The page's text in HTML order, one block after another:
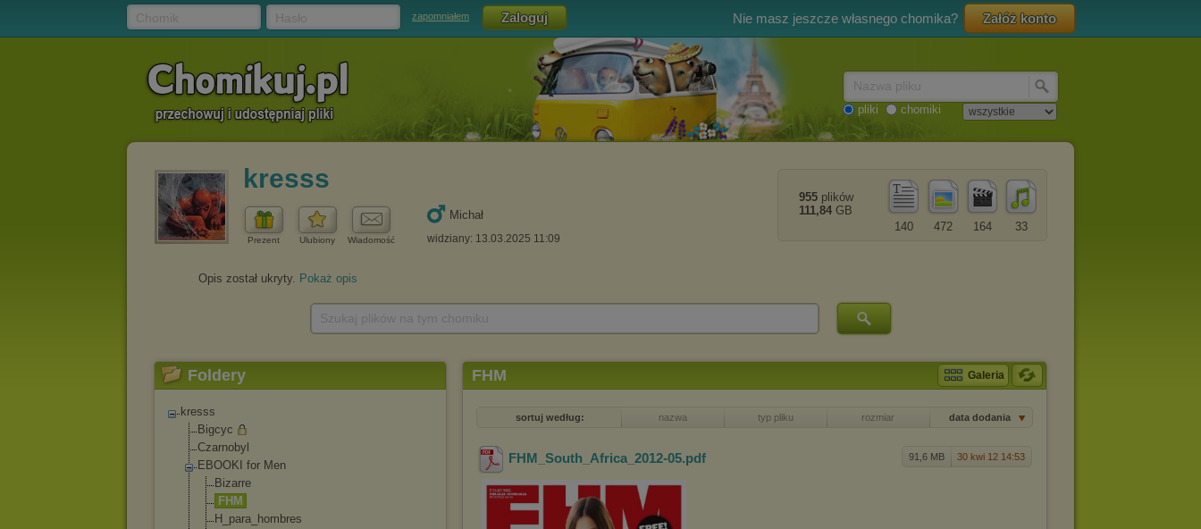
zapomniałem Nie masz jeszcze własnego chomika? Załóż konto
pliki chomiki
kresss
Prezent Ulubiony Wiadomość
Michał
widziany: 13.03.2025 11:09
33
164
472
140
955 plików
111,84 GB
Opis został ukryty. Pokaż opis
Foldery
kresss
Bigcyc
Czarnobyl
EBOOKI for Men
Bizarre
FHM
H_para_hombres
FHM Galeria
sortuj według: nazwa typ pliku rozmiar data dodania
91,6 MB 30 kwi 12 14:53
FHM_South_Africa_2012-05.pdf